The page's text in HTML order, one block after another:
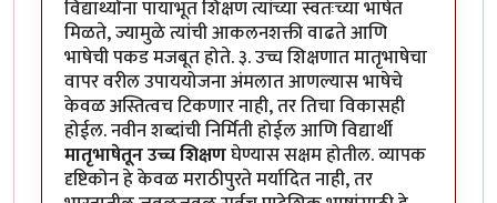
विद्यार्थ्यांना पायाभूत शिक्षण त्यांच्या स्वतःच्या भाषेत
मिळते, ज्यामुळे त्यांची आकलनशक्ती वाढते आणि
भाषेची पकड मजबूत होते. ३. उच्च शिक्षणात मातृभाषेचा
वापर वरील उपाययोजना अंमलात आणल्यास भाषेचे
केवळ अस्तित्वच टिकणार नाही, तर तिचा विकासही
होईल. नवीन शब्दांची निर्मिती होईल आणि विद्यार्थी
मातृभाषेतून उच्च शिक्षणघेण्यास सक्षम होतील. व्यापक
दृष्टिकोन हे केवळ मराठीपुरते मर्यादित नाही, तर